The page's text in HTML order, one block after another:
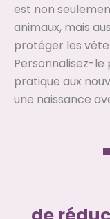
est non
animaux, mais
protéger les
Personnalisez-
pratique aux
une naissance